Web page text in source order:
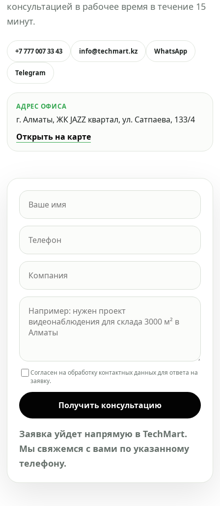
консультацией в рабочее время в течение 15
минут.
+7 777 007 33 43 info@techmart.kz WhatsApp
Telegram
АДРЕС ОФИСА
г. Алматы, ЖК JAZZ квартал, ул. Сатпаева, 133/4
Открыть на карте
Согласен на обработку контактных данных для ответа на
заявку.
Получить консультацию
Заявка уйдет напрямую в TechMart.
Мы свяжемся с вами по указанному
телефону.